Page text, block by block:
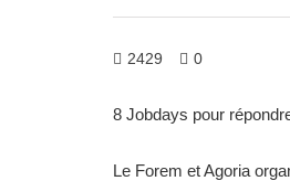
2429 0
8 Jobdays pour
Le Forem et Agoria